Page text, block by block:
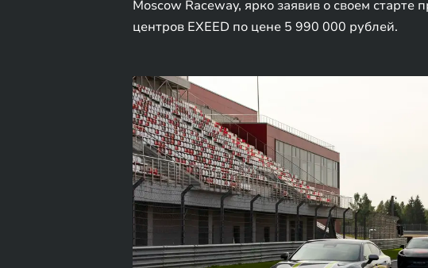
Moscow Raceway, ярко заявив о своем
центров EXEED по цене 5 990 000 рублей.